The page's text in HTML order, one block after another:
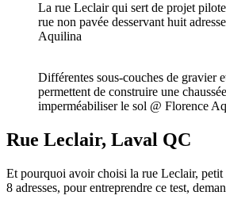
La rue Leclair qui sert de projet
rue non pavée desservant huit
Aquilina
Différentes sous-couches de gravier
permettent de construire une
imperméabiliser le sol @ Florence
Rue Leclair, Laval QC
Et pourquoi avoir choisi la rue Leclair, petit
8 adresses, pour entreprendre ce test,